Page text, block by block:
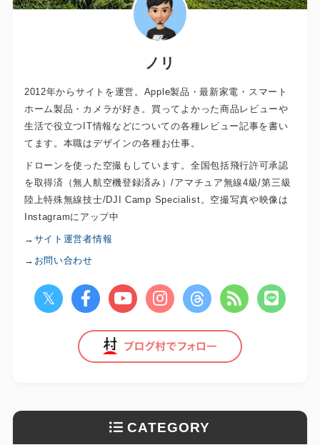
ノリ
2012年からサイトを運営。Apple製品・最新家電・スマート
ホーム製品・カメラが好き。買ってよかった商品レビューや
生活で役立つIT情報などについての各種レビュー記事を書い
てます。本職はデザインの各種お仕事。
ドローンを使った空撮もしています。全国包括飛行許可承認
を取得済（無人航空機登録済み）/アマチュア無線4級/第三級
陸上特殊無線技士/DJI Camp Specialist。空撮写真や映像は
Instagramにアップ中
→ サイト運営者情報
→ お問い合わせ
CATEGORY